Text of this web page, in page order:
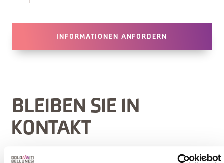
INFORMATIONEN ANFORDERN
BLEIBEN SIE IN
KONTAKT
Abonnieren Sie den Newsletter der Belluneser